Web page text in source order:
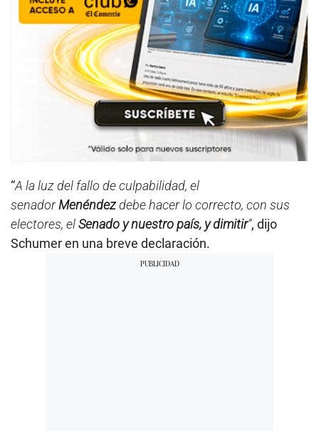
“A la luz del fallo de culpabilidad, el
senadorMenéndezdebe hacer lo correcto, con sus
electores, elSenado y nuestro país, y dimitir”, dijo
Schumer en una breve declaración.